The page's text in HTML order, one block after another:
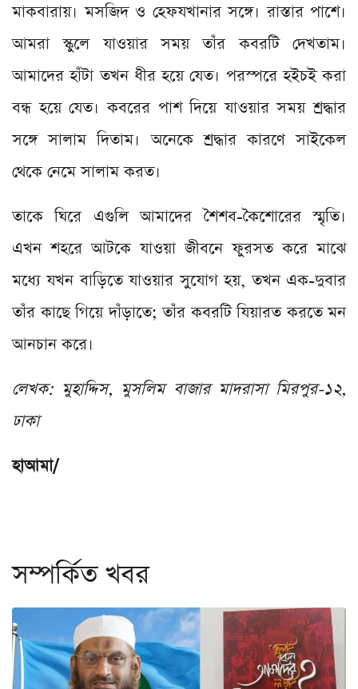
মাকবারায়। মসজিদ ও হেফযখানার সঙ্গে। রাস্তার পাশে।
আমরা স্কুলে যাওয়ার সময় তাঁর কবরটি দেখতাম।
আমাদের হাঁটা তখন ধীর হয়ে যেত। পরস্পরে হইচই করা
বন্ধ হয়ে যেত। কবরের পাশ দিয়ে যাওয়ার সময় শ্রদ্ধার
সঙ্গে সালাম দিতাম। অনেকে শ্রদ্ধার কারণে সাইকেল
থেকে নেমে সালাম করত।
তাকে ঘিরে এগুলি আমাদের শৈশব-কৈশোরের স্মৃতি।
এখন শহরে আটকে যাওয়া জীবনে ফুরসত করে মাঝে
মধ্যে যখন বাড়িতে যাওয়ার সুযোগ হয়, তখন এক-দুবার
তাঁর কাছে গিয়ে দাঁড়াতে; তাঁর কবরটি যিয়ারত করতে মন
আনচান করে।
লেখক: মুহাদ্দিস, মুসলিম বাজার মাদরাসা মিরপুর-১২,
ঢাকা
হাআমা/
সম্পর্কিত খবর